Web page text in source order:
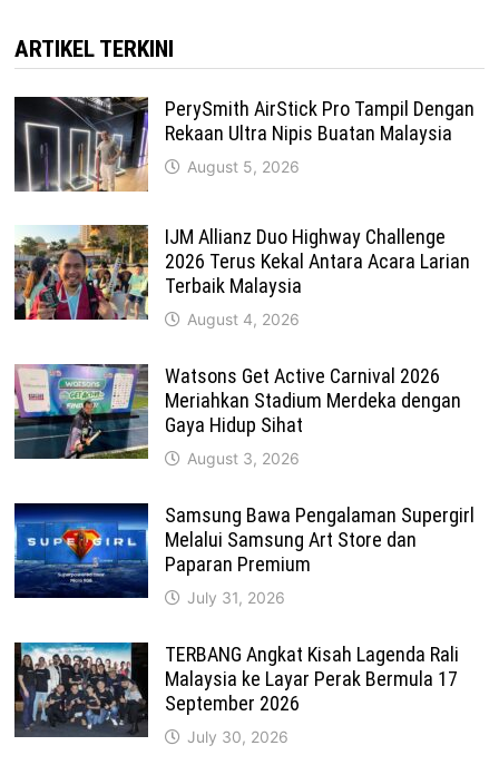
ARTIKEL TERKINI
PerySmith AirStick Pro Tampil Dengan
Rekaan Ultra Nipis Buatan Malaysia
August 5, 2026
IJM Allianz Duo Highway Challenge
2026 Terus Kekal Antara Acara Larian
Terbaik Malaysia
August 4, 2026
Watsons Get Active Carnival 2026
Meriahkan Stadium Merdeka dengan
Gaya Hidup Sihat
August 3, 2026
Samsung Bawa Pengalaman Supergirl
Melalui Samsung Art Store dan
Paparan Premium
July 31, 2026
TERBANG Angkat Kisah Lagenda Rali
Malaysia ke Layar Perak Bermula 17
September 2026
July 30, 2026